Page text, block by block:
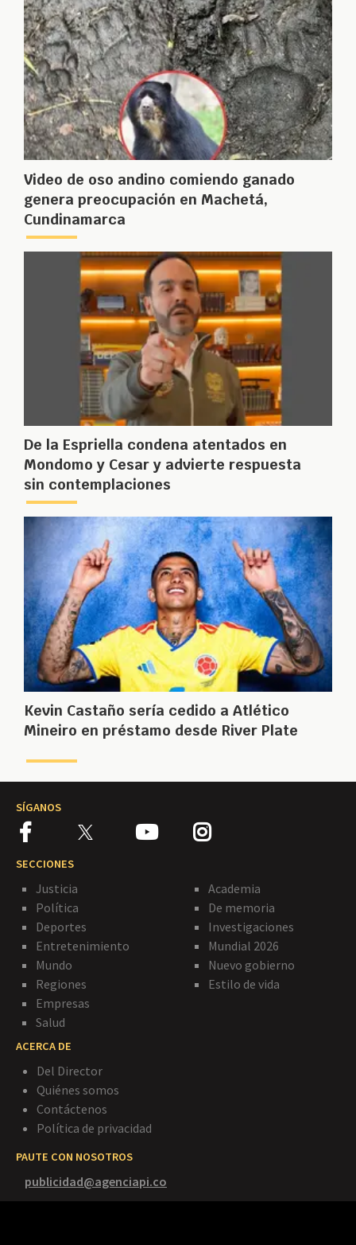
Video de oso andino comiendo ganado
genera preocupación en Machetá,
Cundinamarca
De la Espriella condena atentados en
Mondomo y Cesar y advierte respuesta
sin contemplaciones
Kevin Castaño sería cedido a Atlético
Mineiro en préstamo desde River Plate
SÍGANOS
SECCIONES
Justicia
Política
Deportes
Entretenimiento
Mundo
Regiones
Empresas
Salud
Academia
De memoria
Investigaciones
Mundial 2026
Nuevo gobierno
Estilo de vida
ACERCA DE
Del Director
Quiénes somos
Contáctenos
Política de privacidad
PAUTE CON NOSOTROS
publicidad@agenciapi.co